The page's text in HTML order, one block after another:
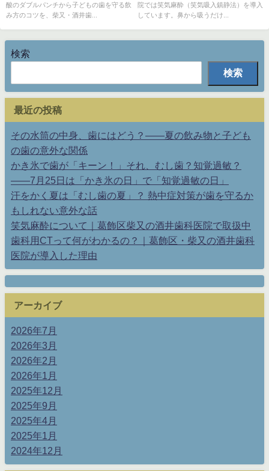
酸のダブルパンチから子どもの歯を守る飲
み方のコツを、柴又・酒井歯...
院では笑気麻酔（笑気吸入鎮静法）を導入
しています。鼻から吸うだけ...
検索
検索
最近の投稿
その水筒の中身、歯にはどう？——夏の飲み物と子ども
の歯の意外な関係
かき氷で歯が「キーン！」それ、むし歯？知覚過敏？
——7月25日は「かき氷の日」で「知覚過敏の日」
汗をかく夏は「むし歯の夏」？ 熱中症対策が歯を守るか
もしれない意外な話
笑気麻酔について｜葛飾区柴又の酒井歯科医院で取扱中
歯科用CTって何がわかるの？｜葛飾区・柴又の酒井歯科
医院が導入した理由
アーカイブ
2026年7月
2026年3月
2026年2月
2026年1月
2025年12月
2025年9月
2025年4月
2025年1月
2024年12月